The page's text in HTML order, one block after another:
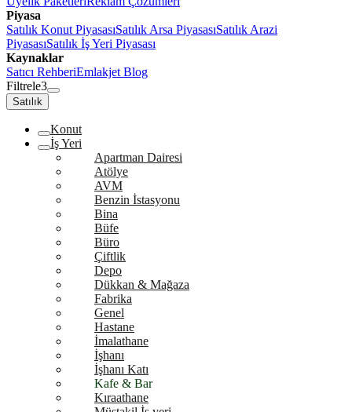
Piyasa
Satılık Konut PiyasasıSatılık Arsa PiyasasıSatılık Arazi
PiyasasıSatılık İş Yeri Piyasası
Kaynaklar
Satıcı RehberiEmlakjet Blog
Filtrele3
Satılık
Konut
İş Yeri
Apartman Dairesi
Atölye
AVM
Benzin İstasyonu
Bina
Büfe
Büro
Çiftlik
Depo
Dükkan & Mağaza
Fabrika
Genel
Hastane
İmalathane
İşhanı
İşhanı Katı
Kafe & Bar
Kıraathane